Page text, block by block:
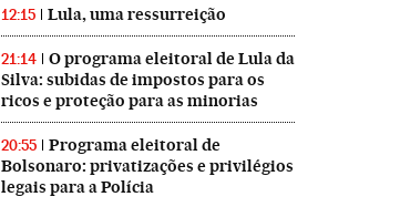
12:15 Lula, uma ressurreição
21:14
O programa eleitoral de Lula da
Silva: subidas de impostos para os
ricos e proteção para as minorias
20:55
Programa eleitoral de
Bolsonaro: privatizações e privilégios
legais para a Polícia